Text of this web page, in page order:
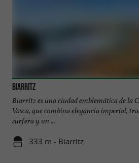
Biarritz
Biarritz es una ciudad emblemática de la
Vasca, que combina elegancia imperial,
surfera y un ...
333 m - Biarritz